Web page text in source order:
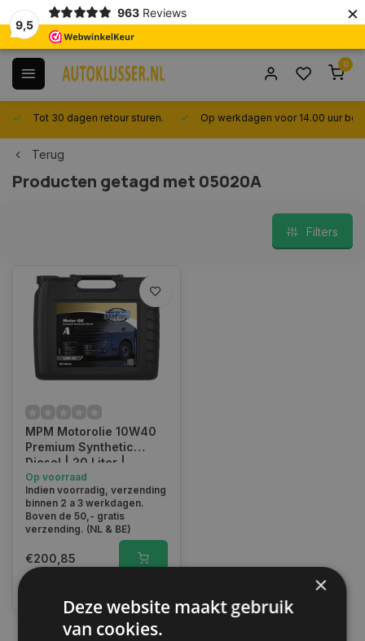
9,5
963 Reviews ×
0
Tot 30 dagen retour sturen. Op werkdagen voor 14.00 uur
Terug
Producten getagd met 05020A
Filters
MPM Motorolie 10W40
Premium Synthetic
Diesel | 20 Liter |
05020A
Op voorraad
Indien voorradig, verzending
binnen 2 a 3 werkdagen.
Boven de 50,- gratis
verzending. (NL & BE)
€200,85
×
Deze website maakt gebruik
van cookies.